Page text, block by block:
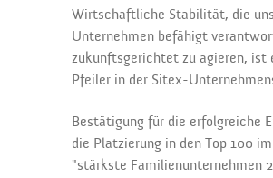
Wirtschaftliche Stabilität, die
Unternehmen befähigt
zukunftsgerichtet zu agieren, ist
Pfeiler in der Sitex-
Bestätigung für die erfolgreiche
die Platzierung in den Top 100
"stärkste Familienunternehmen